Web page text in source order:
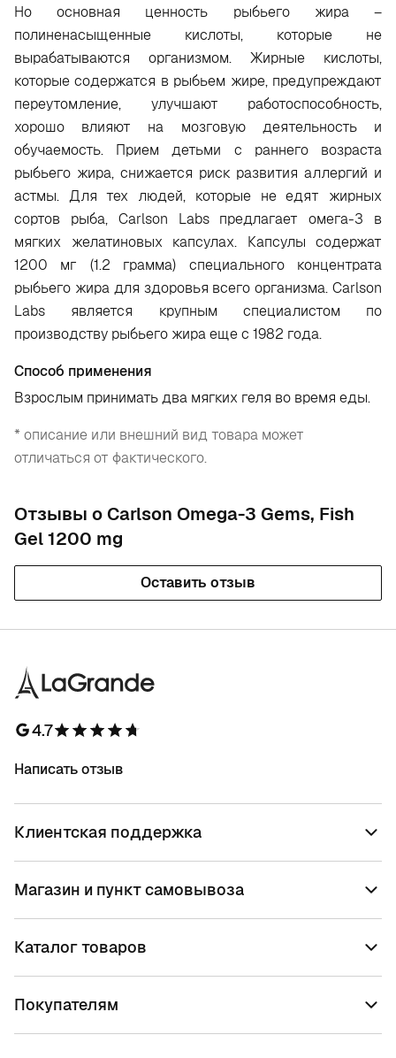
Но основная ценность рыбьего жира –
полиненасыщенные кислоты, которые не
вырабатываются организмом. Жирные кислоты,
которые содержатся в рыбьем жире, предупреждают
переутомление, улучшают работоспособность,
хорошо влияют на мозговую деятельность и
обучаемость. Прием детьми с раннего возраста
рыбьего жира, снижается риск развития аллергий и
астмы. Для тех людей, которые не едят жирных
сортов рыба, Carlson Labs предлагает омега-3 в
мягких желатиновых капсулах. Капсулы содержат
1200 мг (1.2 грамма) специального концентрата
рыбьего жира для здоровья всего организма. Carlson
Labs является крупным специалистом по
производству рыбьего жира еще с 1982 года.
Способ применения
Взрослым принимать два мягких геля во время еды.
* описание или внешний вид товара может
отличаться от фактического.
Отзывы о Carlson Omega-3 Gems, Fish
Gel 1200 mg
Оставить отзыв
4.7
Написать отзыв
Клиентская поддержка
Магазин и пункт самовывоза
Каталог товаров
Покупателям